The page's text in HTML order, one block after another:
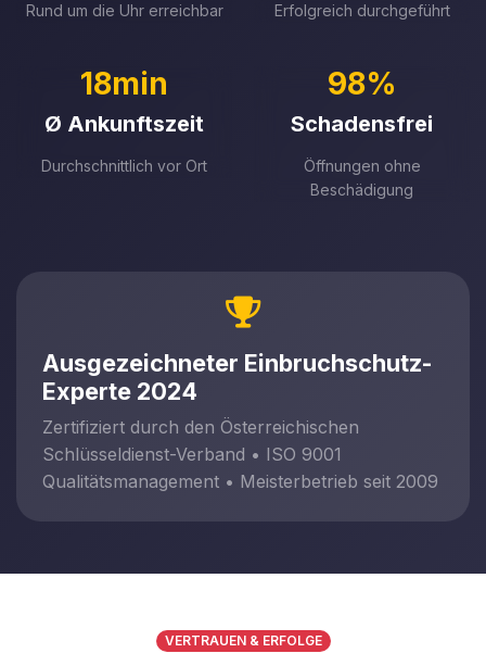
Rund um die Uhr erreichbar Erfolgreich durchgeführt
18min
Ø Ankunftszeit
Durchschnittlich vor Ort
98%
Schadensfrei
Öffnungen ohne
Beschädigung
Ausgezeichneter Einbruchschutz-
Experte 2024
Zertifiziert durch den Österreichischen
Schlüsseldienst-Verband • ISO 9001
Qualitätsmanagement • Meisterbetrieb seit 2009
VERTRAUEN & ERFOLGE